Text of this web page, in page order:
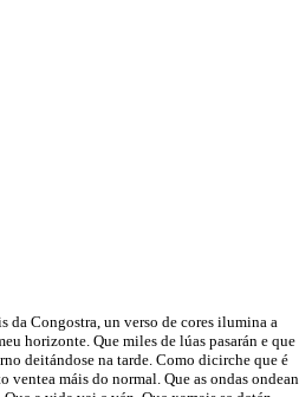
da Congostra, un verso de cores ilumina a
horizonte. Que miles de lúas pasarán e que
deitándose na tarde. Como dicirche que é
ventea máis do normal. Que as ondas ondean